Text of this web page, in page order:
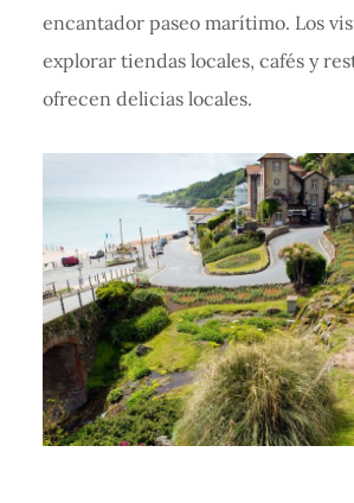
encantador paseo marítimo. Los
explorar tiendas locales, cafés y
ofrecen delicias locales.